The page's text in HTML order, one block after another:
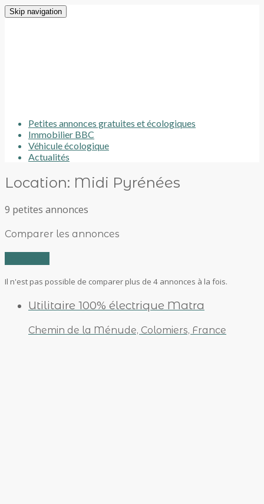
Skip navigation
Petites annonces gratuites et écologiques
Immobilier BBC
Véhicule écologique
Actualités
Location: Midi Pyrénées
9 petites annonces
Comparer les annonces
Il n'est pas possible de comparer plus de 4 annonces à la fois.
Utilitaire 100% électrique Matra
Chemin de la Ménude, Colomiers, France